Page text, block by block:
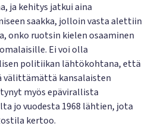
ja kehitys jatkui aina
saakka, jolloin vasta alettiin
onko ruotsin kielen osaaminen
Ei voi olla
politiikan lähtökohtana, että
välittämättä kansalaisten
myös epävirallista
jo vuodesta 1968 lähtien, jota
kertoo.